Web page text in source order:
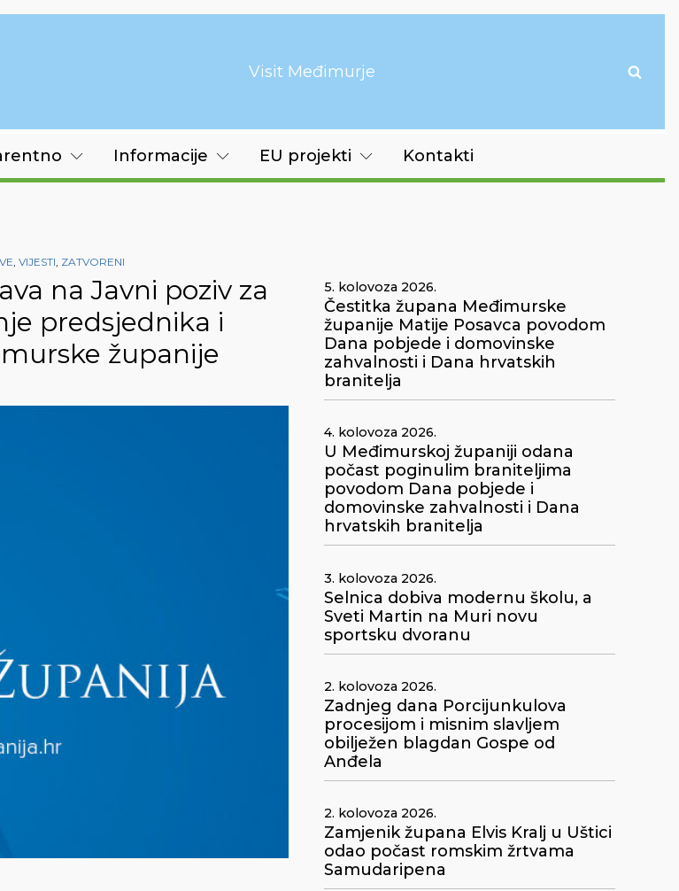
Visit Međimurje
Informacije EU projekti Kontakti
, VIJESTI, ZATVORENI
na Javni poziv za
predsjednika i
županije
5. kolovoza 2026.
Čestitka župana Međimurske
županije Matije Posavca povodom
Dana pobjede i domovinske
zahvalnosti i Dana hrvatskih
branitelja
4. kolovoza 2026.
U Međimurskoj županiji odana
počast poginulim braniteljima
povodom Dana pobjede i
domovinske zahvalnosti i Dana
hrvatskih branitelja
3. kolovoza 2026.
Selnica dobiva modernu školu, a
Sveti Martin na Muri novu
sportsku dvoranu
2. kolovoza 2026.
Zadnjeg dana Porcijunkulova
procesijom i misnim slavljem
obilježen blagdan Gospe od
Anđela
2. kolovoza 2026.
Zamjenik župana Elvis Kralj u Uštici
odao počast romskim žrtvama
Samudaripena